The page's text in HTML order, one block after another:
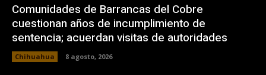
Comunidades de Barrancas del Cobre
cuestionan años de incumplimiento de
sentencia; acuerdan visitas de autoridades
Chihuahua 8 agosto, 2026